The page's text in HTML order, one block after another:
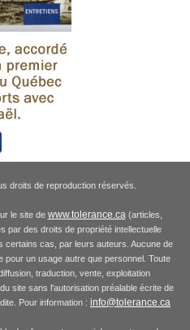
droits de reproduction réservés.
le site de www.tolerance.ca(articles,
par des droits de propriété intellectuelle
certains cas, par leurs auteurs. Aucune de
pour un usage autre que personnel. Toute
traduction, vente, exploitation
site sans l'autorisation préalable écrite de
Pour information : info@tolerance.ca